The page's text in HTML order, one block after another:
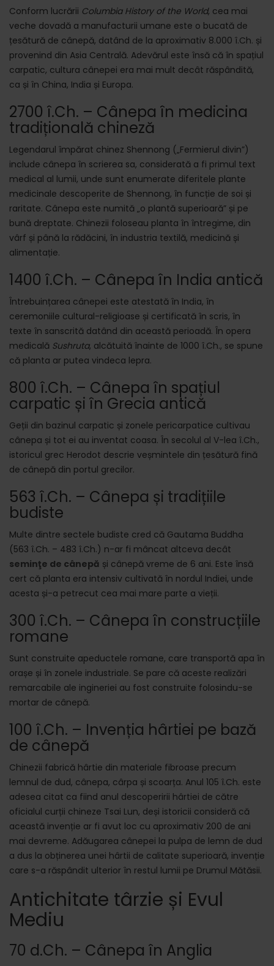
Conform lucrării Columbia History of the World, cea mai
veche dovadă a manufacturii umane este o bucată de
țesătură de cânepă, datând de la aproximativ 8.000 î.Ch. și
provenind din Asia Centrală. Adevărul este însă că în spațiul
carpatic, cultura cânepei era mai mult decât răspândită,
ca și în China, India și Europa.
2700 î.Ch. – Cânepa în medicina
tradițională chineză
Legendarul împărat chinez Shennong („Fermierul divin”)
include cânepa în scrierea sa, considerată a fi primul text
medical al lumii, unde sunt enumerate diferitele plante
medicinale descoperite de Shennong, în funcție de soi și
raritate. Cânepa este numită „o plantă superioară” și pe
bună dreptate. Chinezii foloseau planta în întregime, din
vârf și până la rădăcini, în industria textilă, medicină și
alimentație.
1400 î.Ch. – Cânepa în India antică
Întrebuințarea cânepei este atestată în India, în
ceremoniile cultural-religioase și certificată în scris, în
texte în sanscrită datând din această perioadă. În opera
medicală Sushruta, alcătuită înainte de 1000 î.Ch., se spune
că planta ar putea vindeca lepra.
800 î.Ch. – Cânepa în spațiul
carpatic și în Grecia antică
Geții din bazinul carpatic și zonele pericarpatice cultivau
cânepa și tot ei au inventat coasa. În secolul al V-lea î.Ch.,
istoricul grec Herodot descrie veșmintele din țesătură fină
de cânepă din portul grecilor.
563 î.Ch. – Cânepa și tradițiile
budiste
Multe dintre sectele budiste cred că Gautama Buddha
(563 î.Ch. – 483 î.Ch.) n-ar fi mâncat altceva decât
seminţe de cânepă și cânepă vreme de 6 ani. Este însă
cert că planta era intensiv cultivată în nordul Indiei, unde
acesta și-a petrecut cea mai mare parte a vieții.
300 î.Ch. – Cânepa în construcțiile
romane
Sunt construite apeductele romane, care transportă apa în
orașe și în zonele industriale. Se pare că aceste realizări
remarcabile ale ingineriei au fost construite folosindu-se
mortar de cânepă.
100 î.Ch. – Invenția hârtiei pe bază
de cânepă
Chinezii fabrică hârtie din materiale fibroase precum
lemnul de dud, cânepa, cârpa și scoarța. Anul 105 î.Ch. este
adesea citat ca fiind anul descoperirii hârtiei de către
oficialul curții chineze Tsai Lun, deși istoricii consideră că
această invenție ar fi avut loc cu aproximativ 200 de ani
mai devreme. Adăugarea cânepei la pulpa de lemn de dud
a dus la obținerea unei hârtii de calitate superioară, invenție
care s-a răspândit ulterior în restul lumii pe Drumul Mătăsii.
Antichitate târzie și Evul
Mediu
70 d.Ch. – Cânepa în Anglia